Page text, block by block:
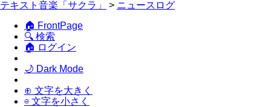
テキスト音楽「サクラ」 > ニュースログ
🏠 FrontPage
🔍 検索
🏠 ログイン
🌙 Dark Mode
⊕ 文字を大きく
⊖ 文字を小さく